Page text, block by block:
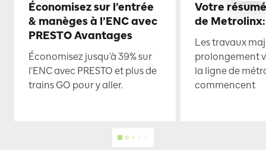
Économisez sur l’entrée
& manèges à l’ENC avec
PRESTO Avantages
Économisez jusqu’à 39% sur
l’ENC avec PRESTO et plus de
trains GO pour y aller.
Votre
de
Les travaux
prolongement
la ligne de
commencent